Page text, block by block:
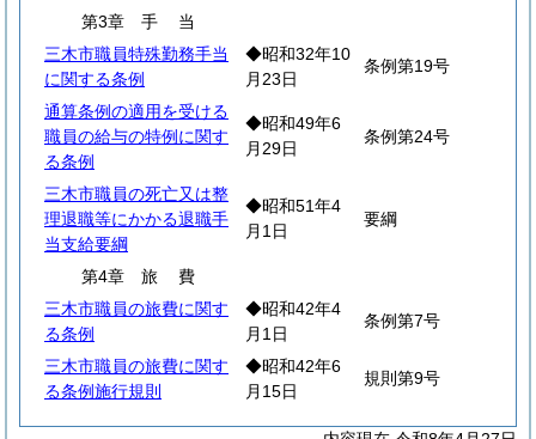
第3章 手 当
三木市職員特殊勤務手当
に関する条例
◆昭和32年10
月23日
条例第19号
通算条例の適用を受ける
職員の給与の特例に関す
る条例
◆昭和49年6
月29日
条例第24号
三木市職員の死亡又は整
理退職等にかかる退職手
当支給要綱
◆昭和51年4
月1日
要綱
第4章 旅費
三木市職員の旅費に関す
る条例
◆昭和42年4
月1日
条例第7号
三木市職員の旅費に関す
る条例施行規則
◆昭和42年6
月15日
規則第9号